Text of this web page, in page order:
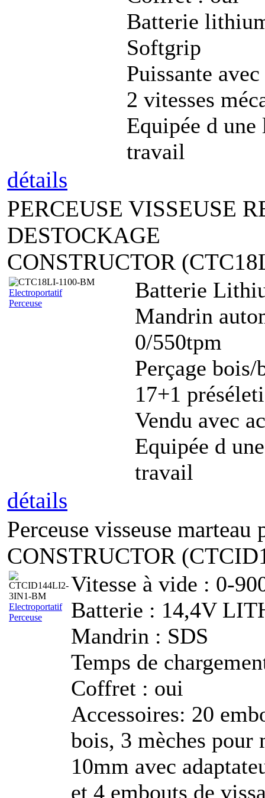
Batterie
Softgrip
Puissante
2 vitesses
Equipée d
travail
détails
PERCEUSE VISSEUSE
DESTOCKAGE
CONSTRUCTOR
Electroportatif
Perceuse
Batterie
Mandrin
0/550tpm
Perçage
17+1
Vendu avec
Equipée d
travail
détails
Perceuse visseuse
CONSTRUCTOR
Electroportatif
Perceuse
Vitesse à vide : 0-
Batterie : 14,4V
Mandrin : SDS
Temps de
Coffret : oui
Accessoires: 20
bois, 3 mèches pour
10mm avec
et 4 embouts de